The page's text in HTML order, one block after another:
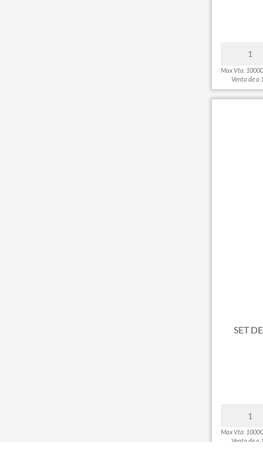
Max Vta:
Venta de a
SET
Max Vta:
Venta de a